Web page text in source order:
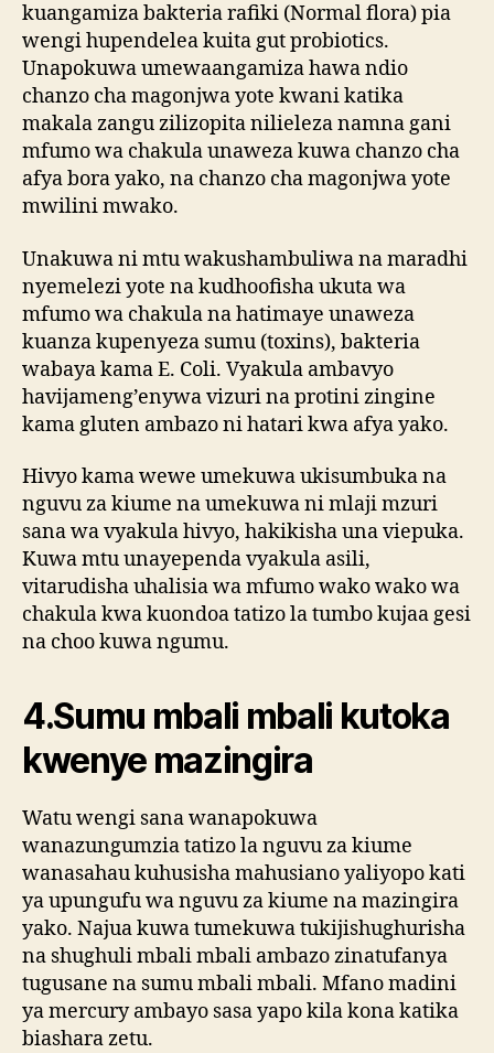
kuangamiza bakteria rafiki (Normal flora) pia
wengi hupendelea kuita gut probiotics.
Unapokuwa umewaangamiza hawa ndio
chanzo cha magonjwa yote kwani katika
makala zangu zilizopita nilieleza namna gani
mfumo wa chakula unaweza kuwa chanzo cha
afya bora yako, na chanzo cha magonjwa yote
mwilini mwako.
Unakuwa ni mtu wakushambuliwa na maradhi
nyemelezi yote na kudhoofisha ukuta wa
mfumo wa chakula na hatimaye unaweza
kuanza kupenyeza sumu (toxins), bakteria
wabaya kama E. Coli. Vyakula ambavyo
havijameng’enywa vizuri na protini zingine
kama gluten ambazo ni hatari kwa afya yako.
Hivyo kama wewe umekuwa ukisumbuka na
nguvu za kiume na umekuwa ni mlaji mzuri
sana wa vyakula hivyo, hakikisha una viepuka.
Kuwa mtu unayependa vyakula asili,
vitarudisha uhalisia wa mfumo wako wako wa
chakula kwa kuondoa tatizo la tumbo kujaa gesi
na choo kuwa ngumu.
4.Sumu mbali mbali kutoka
kwenye mazingira
Watu wengi sana wanapokuwa
wanazungumzia tatizo la nguvu za kiume
wanasahau kuhusisha mahusiano yaliyopo kati
ya upungufu wa nguvu za kiume na mazingira
yako. Najua kuwa tumekuwa tukijishughurisha
na shughuli mbali mbali ambazo zinatufanya
tugusane na sumu mbali mbali. Mfano madini
ya mercury ambayo sasa yapo kila kona katika
biashara zetu.